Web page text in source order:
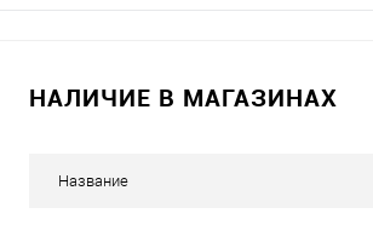
НАЛИЧИЕ В МАГАЗИНАХ
Название